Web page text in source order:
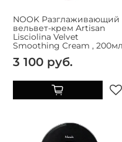
NOOK Разглаживающий
вельвет-крем Artisan
Lisciolina Velvet
Smoothing Cream , 200мл
3 100 руб.